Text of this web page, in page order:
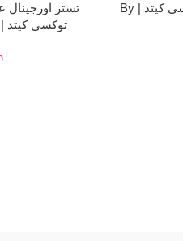
عطر ادکلن بای کیلیان این توکسی کیتد | By
تستر اورجینال
توکسی کیتد | By Kilian Intoxicated